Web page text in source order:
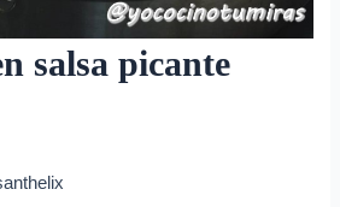
salsa picante